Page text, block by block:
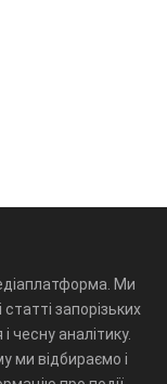
Ми
запорізьких
чесну аналітику.
ми відбираємо і